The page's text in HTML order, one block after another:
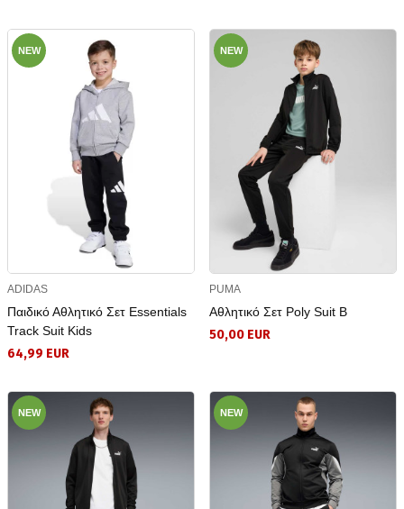
NEW
ADIDAS
Παιδικό Αθλητικό Σετ Essentials
Track Suit Kids
64,99 EUR
NEW
PUMA
Αθλητικό Σετ Poly Suit B
50,00 EUR
NEW NEW